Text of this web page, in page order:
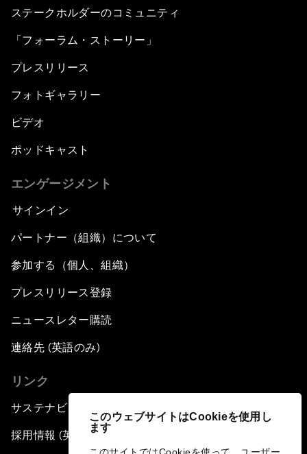
このウェブサイトはCookieを使用し
ます
ステークホルダーのコミュニティ
「フォーラム・ストーリー」
プレスリリース
フォトギャラリー
ビデオ
ポッドキャスト
エンゲージメント
サインイン
パートナー（組織）について
参加する（個人、組織）
プレスリリース登録
ニュースレター購読
連絡先 (英語のみ)
リンク
サステナビリティへの取り組み
採用情報 (英語のみ)